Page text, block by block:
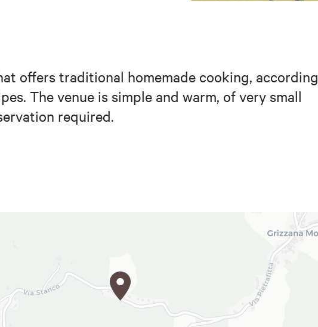
offers traditional homemade cooking,
The venue is simple and warm, of very small
required.